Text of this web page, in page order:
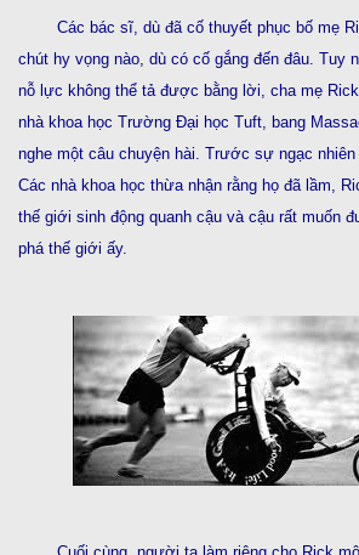
Các bác sĩ, dù đã cố thuyết phục bố mẹ
chút hy vọng nào, dù có cố gắng đến đâu. Tuy
nỗ lực không thể tả được bằng lời, cha mẹ
nhà khoa học Trường Đại học Tuft, bang
nghe một câu chuyện hài. Trước sự ngạc
Các nhà khoa học thừa nhận rằng họ đã lầm,
thế giới sinh động quanh cậu và cậu rất muốn
phá thế giới ấy.